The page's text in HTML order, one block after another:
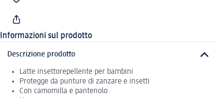
Informazioni sul prodotto
Descrizione prodotto
Latte insettorepellente per bambini
Protegge da punture di zanzare e insetti
Con camomilla e pantenolo